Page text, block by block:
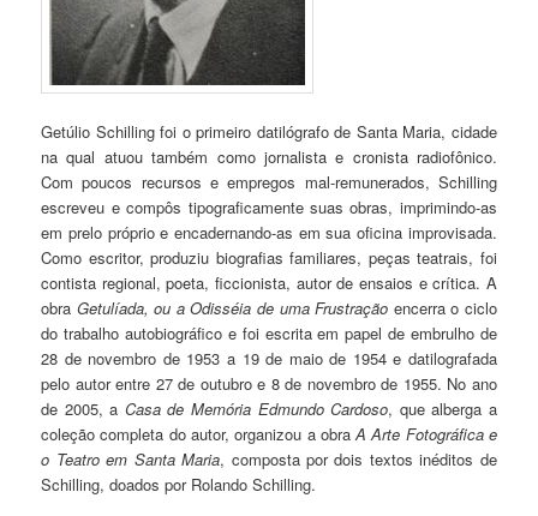
Getúlio Schilling foi o primeiro datilógrafo de Santa Maria, cidade
na qual atuou também como jornalista e cronista radiofônico.
Com poucos recursos e empregos mal-remunerados, Schilling
escreveu e compôs tipograficamente suas obras, imprimindo-as
em prelo próprio e encadernando-as em sua oficina improvisada.
Como escritor, produziu biografias familiares, peças teatrais, foi
contista regional, poeta, ficcionista, autor de ensaios e crítica. A
obra Getulíada, ou a Odisséia de uma Frustração encerra o ciclo
do trabalho autobiográfico e foi escrita em papel de embrulho de
28 de novembro de 1953 a 19 de maio de 1954 e datilografada
pelo autor entre 27 de outubro e 8 de novembro de 1955. No ano
de 2005, a Casa de Memória Edmundo Cardoso, que alberga a
coleção completa do autor, organizou a obraA Arte Fotográfica e
o Teatro em Santa Maria, composta por dois textos inéditos de
Schilling, doados por Rolando Schilling.